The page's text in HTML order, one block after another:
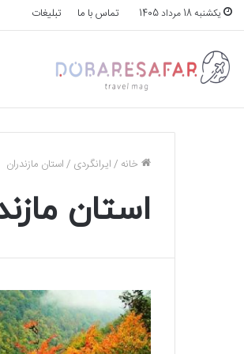
یکشنبه 18 مرداد 1405 تماس با ما تبلیغات
خانه /ایرانگردی /استان مازندران
استان